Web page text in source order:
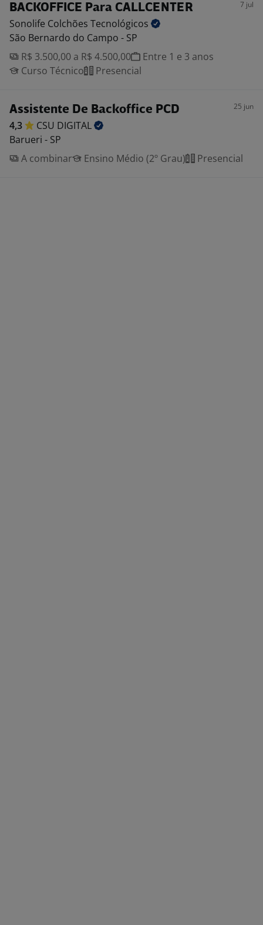
BACKOFFICE Para CALLCENTER 7 jul
Sonolife Colchões Tecnológicos
São Bernardo do Campo - SP
R$ 3.500,00 a R$ 4.500,00
Entre 1 e 3 anos
Curso Técnico
Presencial
Assistente De Backoffice PCD 25 jun
4,3 CSU DIGITAL
Barueri - SP
A combinar
Ensino Médio (2º Grau) Presencial